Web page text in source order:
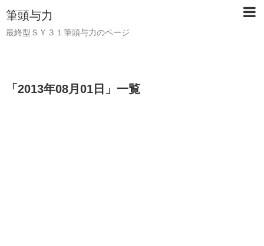
筆頭与力
最終型ＳＹ３１筆頭与力のページ
「 2013年08月01日 」 一覧